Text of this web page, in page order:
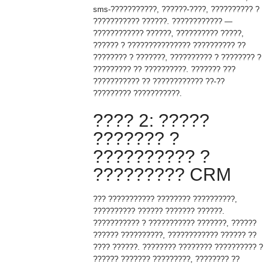
sms-???????????, ??????-????, ?????????? ?
??????????? ??????. ???????????? —
???????????? ??????, ?????????? ?????,
?????? ? ??????????????? ?????????? ??
???????? ? ???????, ?????????? ? ???????? ?
????????? ?? ??????????. ??????? ???
??????????? ?? ???????????? ??-??
????????? ???????????.
???? 2: ?????
??????? ?
?????????? ?
????????? CRM
??? ??????????? ???????? ??????????,
?????????? ?????? ??????? ??????.
??????????? ? ??????????? ???????, ??????
?????? ??????????, ???????????? ?????? ??
???? ??????. ???????? ???????? ?????????? ?
?????? ??????? ?????????, ???????? ??